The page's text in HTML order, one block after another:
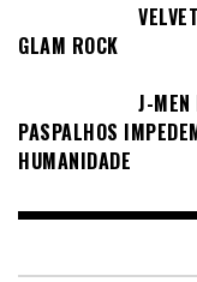
GLAM ROCK
J-MEN
PASPALHOS
HUMANIDADE